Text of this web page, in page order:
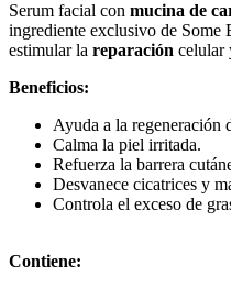
Serum facial con mucina de
ingrediente exclusivo de
estimular la reparación celular
Beneficios:
Ayuda a la regeneración
Calma la piel irritada.
Refuerza la barrera
Desvanece cicatrices y
Controla el exceso de
Contiene: